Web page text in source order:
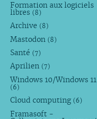
Formation aux logiciels
libres (8)
Archive (8)
Mastodon (8)
Santé (7)
Aprilien (7)
Windows 10/Windows 11
(6)
Cloud computing (6)
Framasoft -